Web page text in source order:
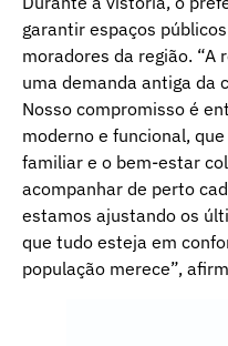
garantir espaços
moradores da região. “A
uma demanda antiga da
Nosso compromisso é
moderno e funcional,
familiar e o bem-estar
acompanhar de perto
estamos ajustando os
que tudo esteja em
população merece”,